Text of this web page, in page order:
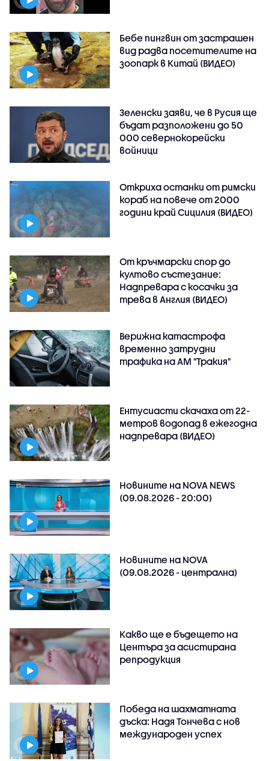
Бебе пингвин от застрашен
вид радва посетителите на
зоопарк в Китай (ВИДЕО)
Зеленски заяви, че в Русия ще
бъдат разположени до 50
000 севернокорейски
войници
Откриха останки от римски
кораб на повече от 2000
години край Сицилия (ВИДЕО)
От кръчмарски спор до
култово състезание:
Надпревара с косачки за
трева в Англия (ВИДЕО)
Верижна катастрофа
временно затрудни
трафика на АМ "Тракия"
Ентусиасти скачаха от 22-
метров водопад в ежегодна
надпревара (ВИДЕО)
Новините на NOVA NEWS
(09.08.2026 - 20:00)
Новините на NOVA
(09.08.2026 - централна)
Какво ще е бъдещето на
Центъра за асистирана
репродукция
Победа на шахматната
дъска: Надя Тончева с нов
международен успех